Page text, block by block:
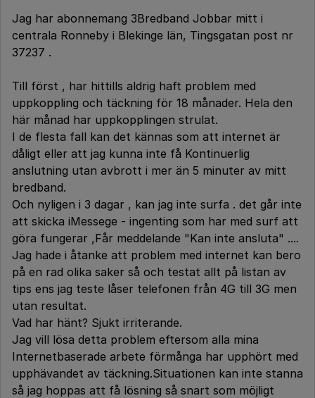
Jag har abonnemang 3Bredband Jobbar mitt i
centrala Ronneby i Blekinge län, Tingsgatan post nr
37237 .
Till först , har hittills aldrig haft problem med
uppkoppling och täckning för 18 månader. Hela den
här månad har uppkopplingen strulat.
I de flesta fall kan det kännas som att internet är
dåligt eller att jag kunna inte få Kontinuerlig
anslutning utan avbrott i mer än 5 minuter av mitt
bredband.
Och nyligen i 3 dagar , kan jag inte surfa . det går inte
att skicka iMessege - ingenting som har med surf att
göra fungerar ,Får meddelande "Kan inte ansluta" ....
Jag hade i åtanke att problem med internet kan bero
på en rad olika saker så och testat allt på listan av
tips ens jag teste låser telefonen från 4G till 3G men
utan resultat.
Vad har hänt? Sjukt irriterande.
Jag vill lösa detta problem eftersom alla mina
Internetbaserade arbete förmånga har upphört med
upphävandet av täckning.Situationen kan inte stanna
så jag hoppas att få lösning så snart som möjligt